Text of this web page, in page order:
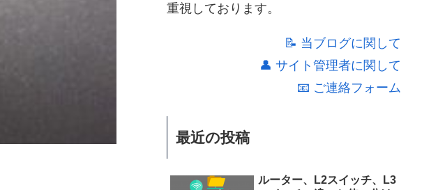
重視しております。
📝 当ブログに関して
👤 サイト管理者に関して
📧 ご連絡フォーム
最近の投稿
ルーター、L2スイッチ、L3